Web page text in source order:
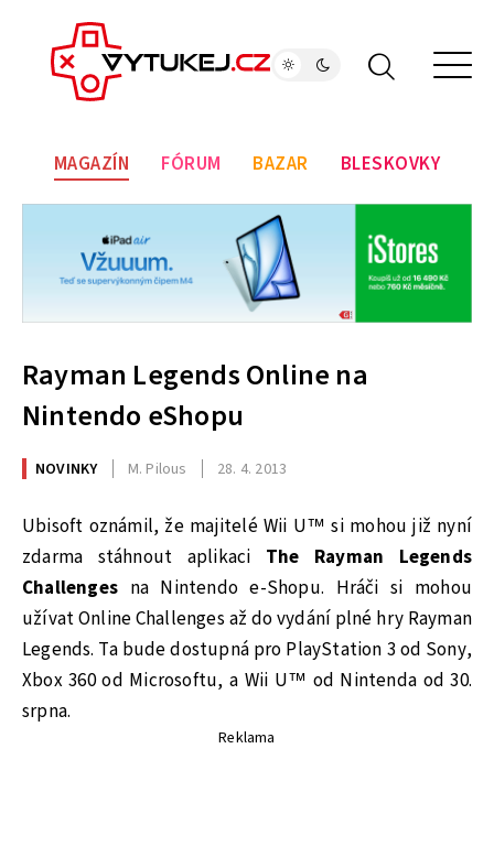
MAGAZÍN FÓRUM BAZAR BLESKOVKY
Rayman Legends Online na
Nintendo eShopu
NOVINKY M. Pilous 28. 4. 2013
Ubisoft oznámil, že majitelé Wii U™ si mohou již nyní
zdarma stáhnout aplikaci The Rayman Legends
Challenges na Nintendo e-Shopu. Hráči si mohou
užívat Online Challenges až do vydání plné hry Rayman
Legends. Ta bude dostupná pro PlayStation 3 od Sony,
Xbox 360 od Microsoftu, a Wii U™ od Nintenda od 30.
srpna.
Reklama